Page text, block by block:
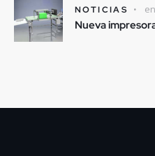
NOTICIAS
Nueva